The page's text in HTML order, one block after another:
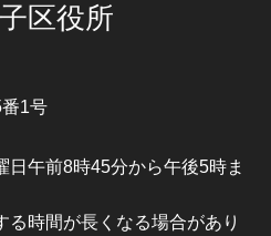
区役所
1号
日午前8時45分から午後5時ま
時間が長くなる場合があり